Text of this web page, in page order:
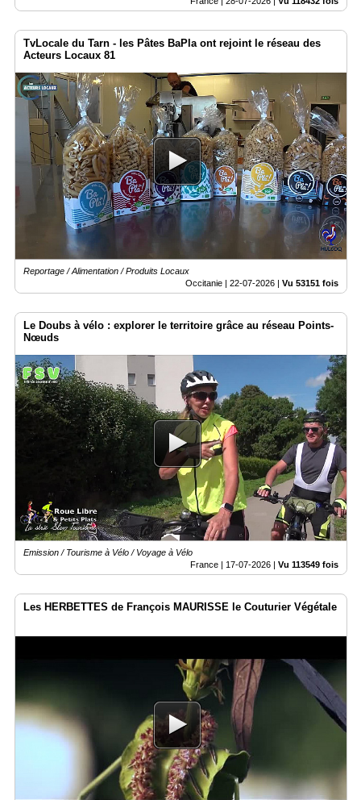
TvLocale du Tarn - les Pâtes BaPla ont rejoint le réseau des
Acteurs Locaux 81
Reportage / Alimentation / Produits Locaux
Occitanie | 22-07-2026 | Vu 53151 fois
Le Doubs à vélo : explorer le territoire grâce au réseau Points-
Nœuds
Emission / Tourisme à Vélo / Voyage à Vélo
France | 17-07-2026 | Vu 113549 fois
Les HERBETTES de François MAURISSE le Couturier Végétale